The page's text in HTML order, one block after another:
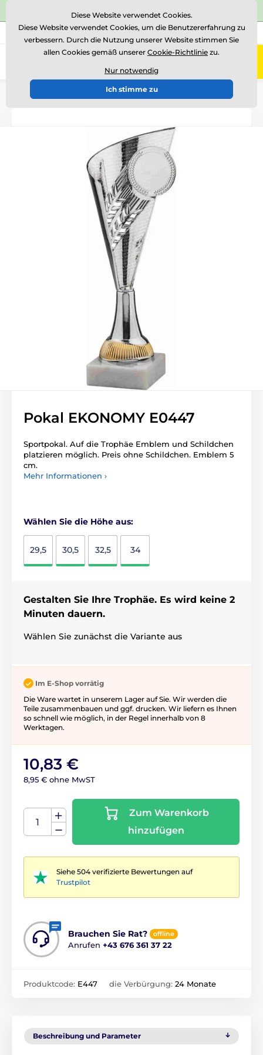
⭐Siehe 504 verifizierte Bewertungen auf
Rufen Sie uns an (Mo-Fr 15-18) +43 676 361 37 22
0
Einführung Pokale "EKONOMY"
Pokal EKONOMY E0447
Sportpokal. Auf die Trophäe Emblem und Schildchen
platzieren möglich. Preis ohne Schildchen. Emblem 5
cm.
Mehr Informationen ›
Wählen Sie die Höhe aus:
29,5 30,5 32,5 34
Gestalten Sie Ihre Trophäe. Es wird keine 2
Minuten dauern.
Wählen Sie zunächst die Variante aus
Im E-Shop vorrätig
Die Ware wartet in unserem Lager auf Sie. Wir werden die
Teile zusammenbauen und ggf. drucken. Wir liefern es Ihnen
so schnell wie möglich, in der Regel innerhalb von 8
Werktagen.
10,83 €
8,95 € ohne MwST
Zum Warenkorb
hinzufügen
Siehe 504 verifizierte Bewertungen auf
Trustpilot
Brauchen Sie Rat? offline
Anrufen +43 676 361 37 22
Produktcode: E447 die Verbürgung: 24 Monate
Beschreibung und Parameter
Diese Website verwendet Cookies.
Diese Website verwendet Cookies, um die Benutzererfahrung zu
verbessern. Durch die Nutzung unserer Website stimmen Sie
allen Cookies gemäß unserer Cookie-Richtlinie zu.
Nur notwendig
Ich stimme zu